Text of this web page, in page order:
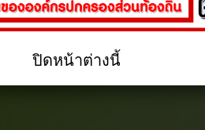
ปิดหน้าต่างนี้